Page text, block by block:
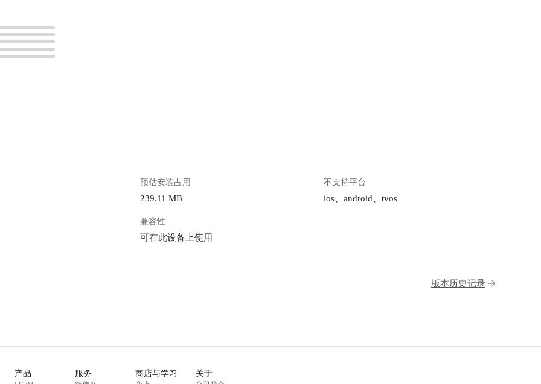
预估安装占用
239.11 MB
不支持平台
ios、android、tvos
兼容性
可在此设备上使用
版本历史记录
产品 服务 商店与学习 关于